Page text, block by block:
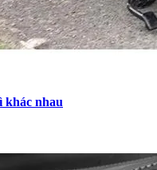
khác nhau